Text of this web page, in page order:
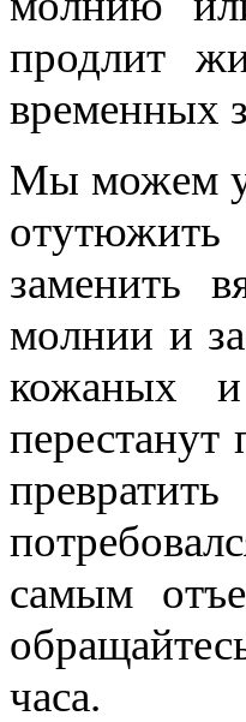
продлит
временных
Мы можем
заменить
молнии и
кожаных
самым
часа.